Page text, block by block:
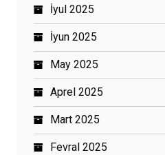
İyul 2025
İyun 2025
May 2025
Aprel 2025
Mart 2025
Fevral 2025